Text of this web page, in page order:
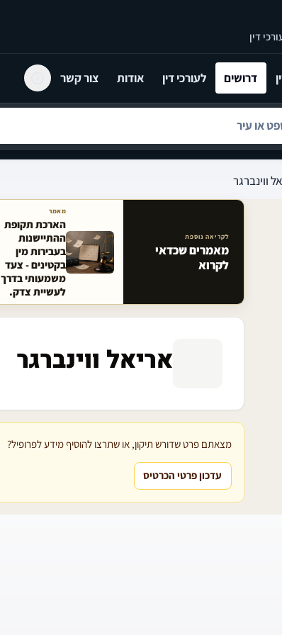
דין
דרושים לעורכי דין אודות צור קשר
משפט או עיר
ווינברגר
מאמרים קשורים באתר
לקריאה נוספת
מאמרים שכדאי
לקרוא
מאמר
הארכת תקופת
ההתיישנות
בעבירות מין
בקטינים - צעד
משמעותי בדרך
לעשיית צדק.
אריאל ווינברגר
מצאתם פרט שדורש תיקון, או שתרצו להוסיף מידע לפרופיל?
עדכון פרטי הכרטיס